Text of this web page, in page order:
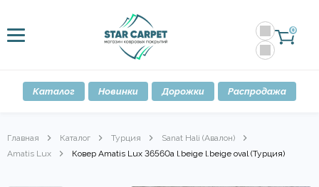
0
Каталог Новинки Дорожки Распродажа
Главная Каталог Турция
Sanat Hali (Авалон)
Amatis Lux
Ковер Amatis Lux 36560a l.beige l.beige oval (Турция)